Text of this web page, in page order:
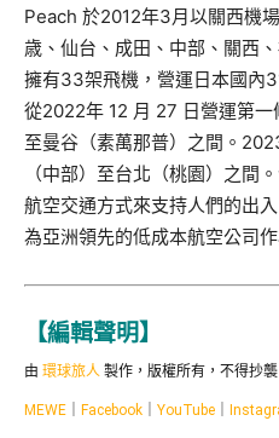
Peach 於2012年3月以關西機
歳、 仙台、成田、中部、關西
擁有33架飛機，營運日本國內
從2022年 12 月 27 日營運第一
至曼谷（素萬那普）之間。
（中部）至台北（桃園） 之間。
航空交通方式來支持人們的出入
為亞洲領先的低成本航空公司作
【編輯聲明】
由 環球旅人 製作，版權所有，不得抄襲
MEWE Facebook YouTube